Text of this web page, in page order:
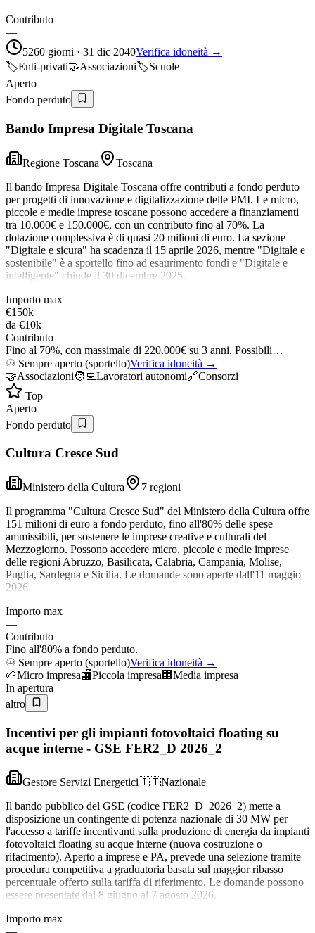
—
Contributo
—
5260 giorni · 31 dic 2040Verifica idoneità →
🏷️Enti-privati🤝Associazioni🏷️Scuole
Aperto
Fondo perduto
Bando Impresa Digitale Toscana
Regione Toscana
Toscana
Il bando Impresa Digitale Toscana offre contributi a fondo perduto
per progetti di innovazione e digitalizzazione delle PMI. Le micro,
piccole e medie imprese toscane possono accedere a finanziamenti
tra 10.000€ e 150.000€, con un contributo fino al 70%. La
dotazione complessiva è di quasi 20 milioni di euro. La sezione
"Digitale e sicura" ha scadenza il 15 aprile 2026, mentre "Digitale e
sostenibile" è a sportello fino ad esaurimento fondi e "Digitale e
intelligente" chiude il 30 dicembre 2025.
Importo max
€150k
da €10k
Contributo
Fino al 70%, con massimale di 220.000€ su 3 anni. Possibili…
♾️ Sempre aperto (sportello)Verifica idoneità →
🤝Associazioni🧑‍💻Lavoratori autonomi🔗Consorzi
Top
Aperto
Fondo perduto
Cultura Cresce Sud
Ministero della Cultura
7 regioni
Il programma "Cultura Cresce Sud" del Ministero della Cultura offre
151 milioni di euro a fondo perduto, fino all'80% delle spese
ammissibili, per sostenere le imprese creative e culturali del
Mezzogiorno. Possono accedere micro, piccole e medie imprese
delle regioni Abruzzo, Basilicata, Calabria, Campania, Molise,
Puglia, Sardegna e Sicilia. Le domande sono aperte dall'11 maggio
2026.
Importo max
—
Contributo
Fino all'80% a fondo perduto.
♾️ Sempre aperto (sportello)Verifica idoneità →
🌱Micro impresa🏬Piccola impresa 🏢 Media impresa
In apertura
altro
Incentivi per gli impianti fotovoltaici floating su
acque interne - GSE FER2_D 2026_2
Gestore Servizi Energetici🇮🇹Nazionale
Il bando pubblico del GSE (codice FER2_D_2026_2) mette a
disposizione un contingente di potenza nazionale di 30 MW per
l'accesso a tariffe incentivanti sulla produzione di energia da impianti
fotovoltaici floating su acque interne (nuova costruzione o
rifacimento). Aperto a imprese e PA, prevede una selezione tramite
procedura competitiva a graduatoria basata sul maggior ribasso
percentuale offerto sulla tariffa di riferimento. Le domande possono
essere presentate dal 8 giugno al 7 agosto 2026.
Importo max